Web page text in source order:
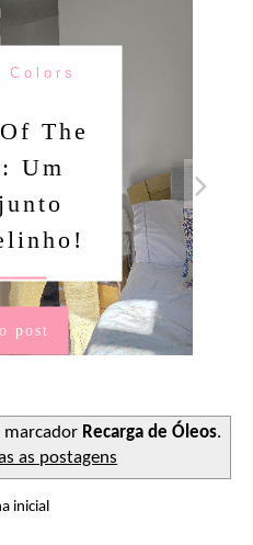
Colors
The
Um
post
marcador Recarga de Óleos.
as postagens
inicial